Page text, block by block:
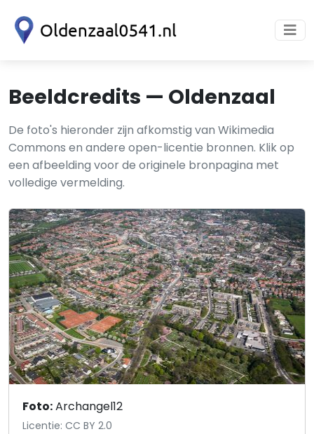
Beeldcredits — Oldenzaal
De foto's hieronder zijn afkomstig van Wikimedia
Commons en andere open-licentie bronnen. Klik op
een afbeelding voor de originele bronpagina met
volledige vermelding.
Foto:Archangel12
Licentie: CC BY 2.0